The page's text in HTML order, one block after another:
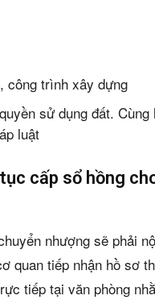
công trình xây dựng
sử dụng đất.
luật
cấp sổ hồng
nhượng sẽ phải
quan tiếp nhận hồ sơ
tiếp tại văn phòng